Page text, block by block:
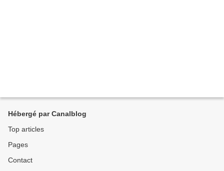
Hébergé par Canalblog
Top articles
Pages
Contact